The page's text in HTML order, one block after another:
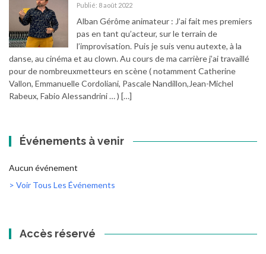
Publié: 8 août 2022
Alban Gérôme animateur : J’ai fait mes premiers
pas en tant qu’acteur, sur le terrain de
l’improvisation. Puis je suis venu autexte, à la
danse, au cinéma et au clown. Au cours de ma carrière j’ai travaillé
pour de nombreuxmetteurs en scène ( notamment Catherine
Vallon, Emmanuelle Cordoliani, Pascale Nandillon,Jean-Michel
Rabeux, Fabio Alessandrini … ) […]
Événements à venir
Aucun événement
> Voir Tous Les Événements
Accès réservé